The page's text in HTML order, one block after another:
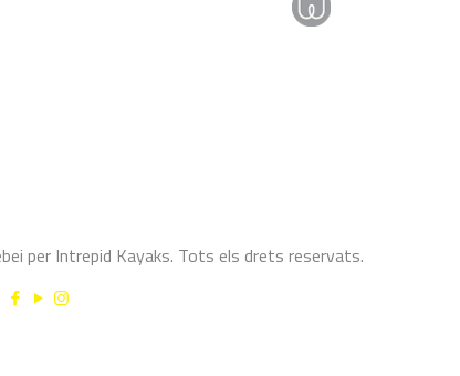
per Intrepid Kayaks. Tots els drets reservats.